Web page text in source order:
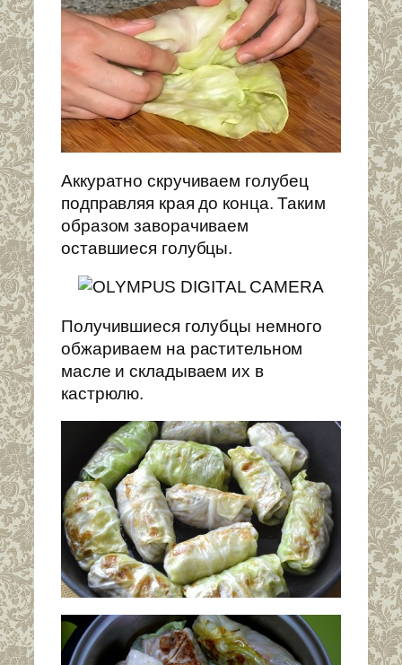
Аккуратно скручиваем голубец
подправляя края до конца. Таким
образом заворачиваем
оставшиеся голубцы.
Получившиеся голубцы немного
обжариваем на растительном
масле и складываем их в
кастрюлю.